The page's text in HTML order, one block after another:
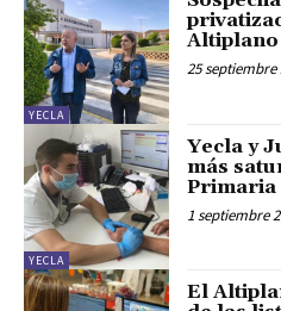
YECLA
Altiplano
25 septiembre
YECLA
Yecla y
más
Primaria
1 septiembre
El